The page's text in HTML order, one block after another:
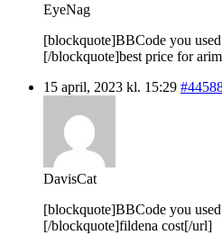
EyeNag
[blockquote]BBCode you
[/blockquote]best price for
15 april, 2023 kl. 15:29
DavisCat
[blockquote]BBCode you
[/blockquote]fildena cost[/url]